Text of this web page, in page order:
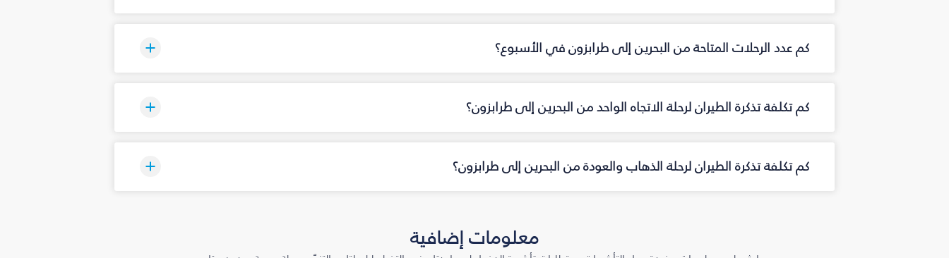
كم عدد الرحلات المتاحة من البحرين إلى طرابزون في الأسبوع؟
كم تكلفة تذكرة الطيران لرحلة الاتجاه الواحد من البحرين إلى طرابزون؟
كم تكلفة تذكرة الطيران لرحلة الذهاب والعودة من البحرين إلى طرابزون؟
معلومات إضافية